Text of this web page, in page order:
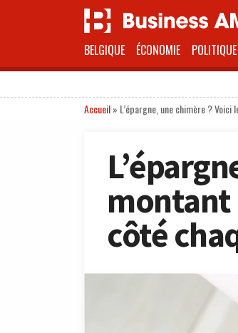
BELGIQUE ÉCONOMIE POLITIQUE
Accueil» L’épargne, une chimère ?
montant
côté